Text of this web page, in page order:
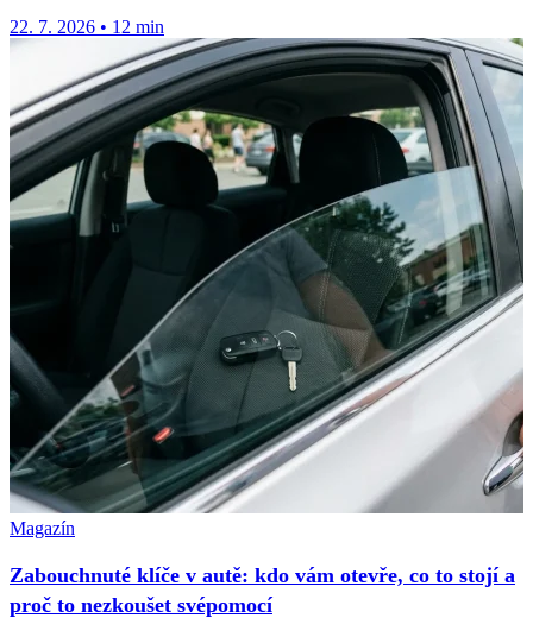
22. 7. 2026 • 12 min
Magazín
Zabouchnuté klíče v autě: kdo vám otevře, co to stojí a
proč to nezkoušet svépomocí